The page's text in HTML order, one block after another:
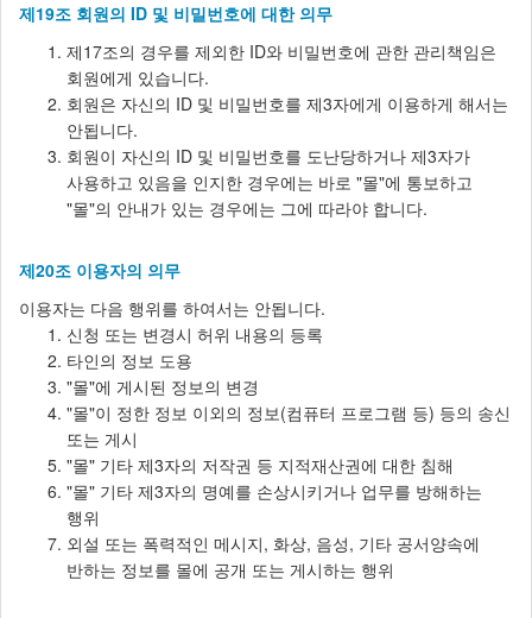
제19조 회원의 ID 및 비밀번호에 대한 의무
제17조의 경우를 제외한 ID와 비밀번호에 관한 관리책임은
회원에게 있습니다.
회원은 자신의 ID 및 비밀번호를 제3자에게 이용하게 해서는
안됩니다.
회원이 자신의 ID 및 비밀번호를 도난당하거나 제3자가
사용하고 있음을 인지한 경우에는 바로 "몰"에 통보하고
"몰"의 안내가 있는 경우에는 그에 따라야 합니다.
제20조 이용자의 의무
이용자는 다음 행위를 하여서는 안됩니다.
신청 또는 변경시 허위 내용의 등록
타인의 정보 도용
"몰"에 게시된 정보의 변경
"몰"이 정한 정보 이외의 정보(컴퓨터 프로그램 등) 등의 송신
또는 게시
"몰" 기타 제3자의 저작권 등 지적재산권에 대한 침해
"몰" 기타 제3자의 명예를 손상시키거나 업무를 방해하는
행위
외설 또는 폭력적인 메시지, 화상, 음성, 기타 공서양속에
반하는 정보를 몰에 공개 또는 게시하는 행위